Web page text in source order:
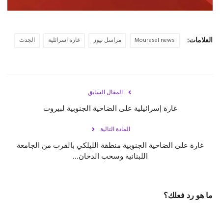
العلامات: Mourasel news مراسل نيوز غارة اسرائلية الجدث
المقال السابق
غارة إسرائيلية على الضاحية الجنوبية لبيروت
المادة التالية
غارة على الضاحية الجنوبية منطقة الليلكي بالقرب من الجامعة
اللبنانية وسحب الدخان...
ما هو رد فعلك؟